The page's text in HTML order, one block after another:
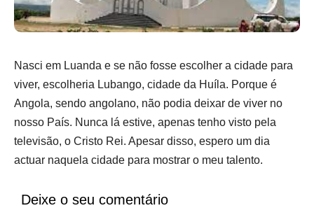
Nasci em Luanda e se não fosse escolher a cidade para
viver, escolheria Lubango, cidade da Huíla. Porque é
Angola, sendo angolano, não podia deixar de viver no
nosso País. Nunca lá estive, apenas tenho visto pela
televisão, o Cristo Rei. Apesar disso, espero um dia
actuar naquela cidade para mostrar o meu talento.
Deixe o seu comentário